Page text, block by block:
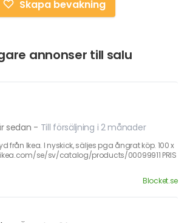
Skapa bevakning
annonser till salu
sedan - Till försäljning i 2 månader
från Ikea. I nyskick, säljes pga ångrat köp. 100 x
se/sv/catalog/products/00099911 PRIS
Blocket.se